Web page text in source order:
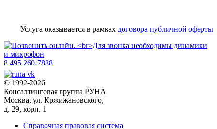
Услуга оказывается в рамках договора публичной оферты
8 495 260-7888
© 1992-2026
Консалтинговая группа РУНА
Москва, ул. Кржижановского,
д. 29, корп. 1
Справочная правовая система